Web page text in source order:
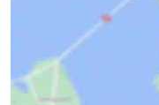
Schwimmbader
Radfahren
-